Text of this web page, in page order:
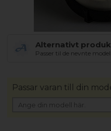
Alternativt
Passer til de nevnte
Passar varan till din